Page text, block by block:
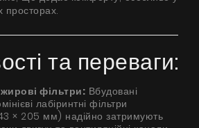
просторах.
та переваги:
фільтри: Вбудовані
лабіринтні фільтри
× 205 мм) надійно затримують